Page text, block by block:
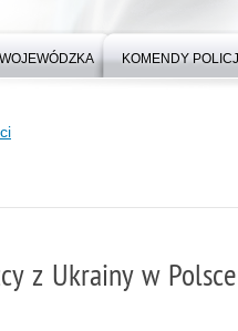
KOMENDY POLICJI
z Ukrainy w